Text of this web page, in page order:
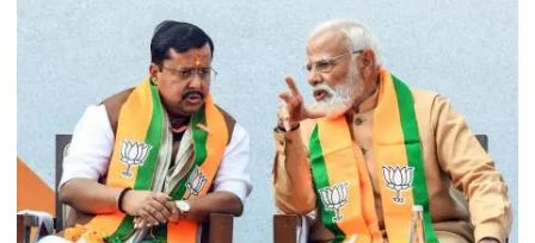
ऐतिहासिक
जीत
से
बिहार
की
राजनीति
में
हलचल,
BJP